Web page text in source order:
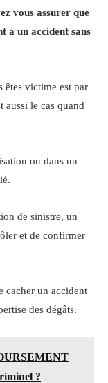
vous assurer que
à un accident sans
êtes victime est par
aussi le cas quand
ou dans un
de sinistre, un
et de confirmer
cacher un accident
des dégâts.
?